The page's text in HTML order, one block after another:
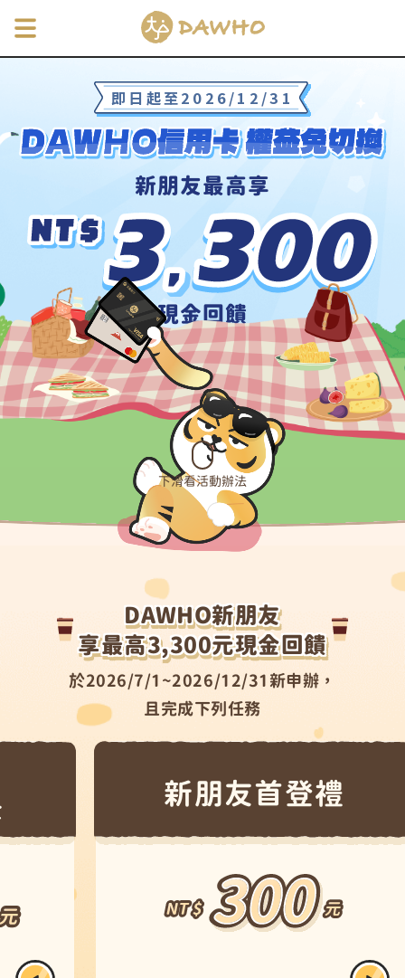
即日起至2026/12/31 DAWHO
即日起至2026/12/31
新朋友最高享
現金 回饋
全通路最高回饋 6%
下滑看活動辦法
DAWHO新朋友
享最高3,300元現金回饋
於2026/7/1~2026/12/31新申辦，
且完成下列任務
新朋友首登禮
新朋友首登禮
日